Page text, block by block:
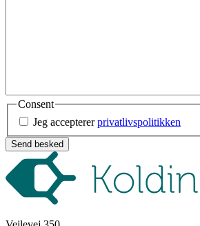
Consent
Jeg acceptererprivatlivspolitikken